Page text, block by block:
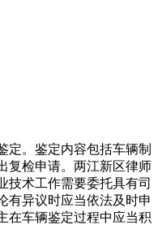
定。鉴定内容包括车辆制
复检申请。两江新区律师
技术工作需要委托具有司
有异议时应当依法及时申
在车辆鉴定过程中应当积